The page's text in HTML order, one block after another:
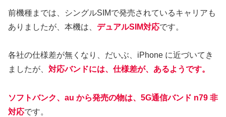
前機種までは、シングルSIMで発売されているキャリアも
ありましたが、本機は、 デュアルSIM対応です。
各社の仕様差が無くなり、だいぶ、iPhone に近づいてき
ましたが、 対応バンドには、仕様差が、あるようです。
ソフトバンク、au から発売の物は、5G通信バンド n79 非
対応です。